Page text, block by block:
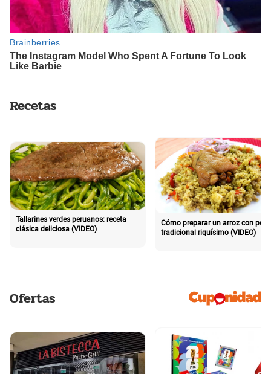
Recetas
Tallarines verdes peruanos: receta
clásica deliciosa (VIDEO)
Cómo preparar un arroz con pollo
tradicional riquísimo (VIDEO)
Ofertas